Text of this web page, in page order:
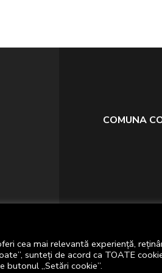
COMUNA
Primăria
cea mai relevantă experiență,
sunteți de acord ca TOATE
„Setări cookie”.